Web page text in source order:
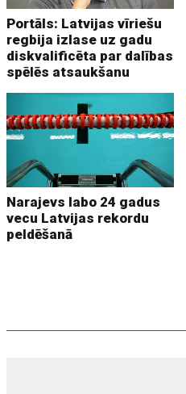
Portāls: Latvijas vīriešu
regbija izlase uz gadu
diskvalificēta par dalības
spēlēs atsaukšanu
Narajevs labo 24 gadus
vecu Latvijas rekordu
peldēšanā